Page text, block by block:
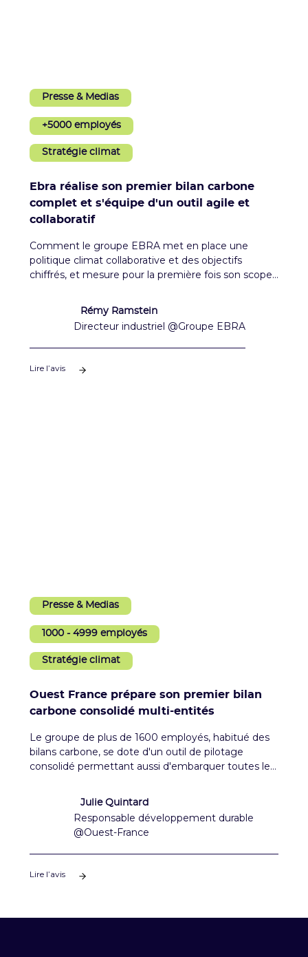
Presse & Medias
+5000 employés
Stratégie climat
Ebra réalise son premier bilan carbone
complet et s'équipe d'un outil agile et
collaboratif
Comment le groupe EBRA met en place une
politique climat collaborative et des objectifs
chiffrés, et mesure pour la première fois son scope
Rémy Ramstein
Directeur industriel @Groupe EBRA
Lire l’avis
Presse & Medias
1000 - 4999 employés
Stratégie climat
Ouest France prépare son premier bilan
carbone consolidé multi-entités
Le groupe de plus de 1600 employés, habitué des
bilans carbone, se dote d'un outil de pilotage
consolidé permettant aussi d'embarquer toutes les
Julie Quintard
Responsable développement durable
@Ouest-France
Lire l’avis